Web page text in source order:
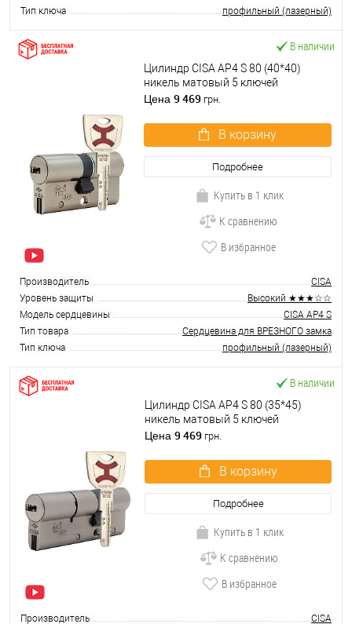
Тип ключа
профильный (лазерный)
В наличии
Цилиндр CISA AP4 S 80 (40*40)
никель матовый 5 ключей
Цена 9 469 грн.
В корзину
Подробнее
Купить в 1 клик
К сравнению
В избранное
Производитель
CISA
Уровень защиты
Высокий ★★★☆☆
Модель сердцевины
CISA AP4 S
Тип товара
Сердцевина для ВРЕЗНОГО замка
Тип ключа
профильный (лазерный)
В наличии
Цилиндр CISA AP4 S 80 (35*45)
никель матовый 5 ключей
Цена 9 469 грн.
В корзину
Подробнее
Купить в 1 клик
К сравнению
В избранное
Производитель CISA